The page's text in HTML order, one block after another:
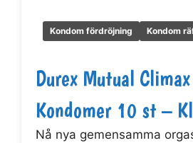
Kondom fördröjning Kondom
Durex Mutual
Kondomer 10 st –
Nå nya gemensamma